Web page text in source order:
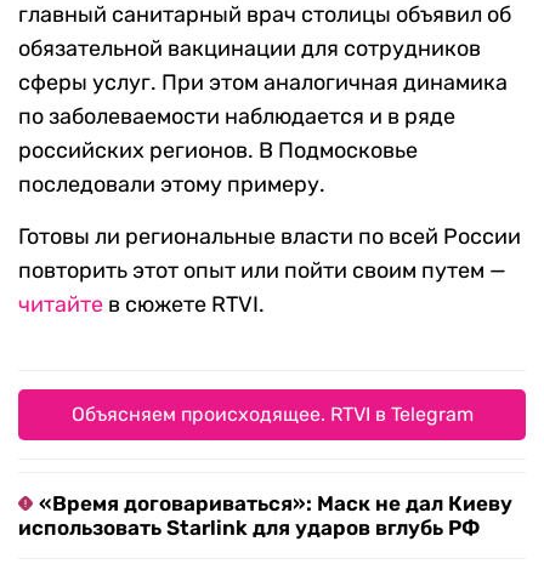
главный санитарный врач столицы объявил об
обязательной вакцинации для сотрудников
сферы услуг. При этом аналогичная динамика
по заболеваемости наблюдается и в ряде
российских регионов. В Подмосковье
последовали этому примеру.
Готовы ли региональные власти по всей России
повторить этот опыт или пойти своим путем —
читайте в сюжете RTVI.
Объясняем происходящее. RTVI в Telegram
«Время договариваться»: Маск не дал Киеву
использовать Starlink для ударов вглубь РФ